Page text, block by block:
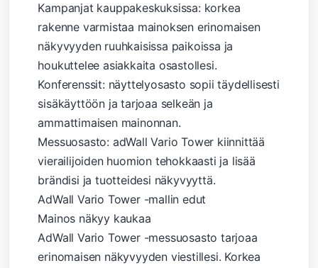
Kampanjat kauppakeskuksissa: korkea
rakenne varmistaa mainoksen erinomaisen
näkyvyyden ruuhkaisissa paikoissa ja
houkuttelee asiakkaita osastollesi.
Konferenssit: näyttelyosasto sopii täydellisesti
sisäkäyttöön ja tarjoaa selkeän ja
ammattimaisen mainonnan.
Messuosasto: adWall Vario Tower kiinnittää
vierailijoiden huomion tehokkaasti ja lisää
brändisi ja tuotteidesi näkyvyyttä.
AdWall Vario Tower -mallin edut
Mainos näkyy kaukaa
AdWall Vario Tower -messuosasto tarjoaa
erinomaisen näkyvyyden viestillesi. Korkea